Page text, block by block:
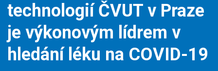
technologií ČVUT v Praze
je výkonovým lídrem v
hledání léku na COVID-19